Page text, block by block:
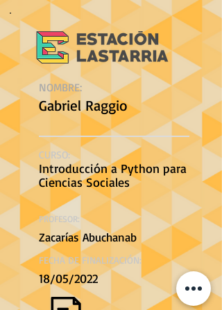
NOMBRE:
Gabriel Raggio
CURSO:
Introducción a Python para
Ciencias Sociales
PROFESOR:
Zacarías Abuchanab
FECHA DE FINALIZACIÓN:
18/05/2022